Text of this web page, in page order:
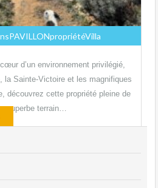
d’un environnement privilégié,
la Sainte-Victoire et les magnifiques
découvrez cette propriété pleine de
superbe terrain…